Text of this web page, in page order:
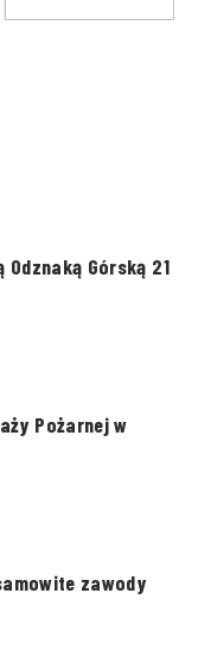
Górską 21
Pożarnej w
zawody